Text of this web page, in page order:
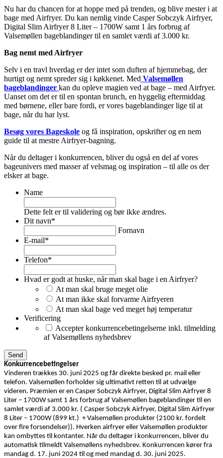
Nu har du chancen for at hoppe med på trenden, og blive mester i at
bage med Airfryer. Du kan nemlig vinde Casper Sobczyk Airfryer,
Digital Slim Airfryer 8 Liter – 1700W samt 1 års forbrug af
Valsemøllen bageblandinger til en samlet værdi af 3.000 kr.
Bag nemt med Airfryer
Selv i en travl hverdag er der intet som duften af hjemmebag, der
hurtigt og nemt spreder sig i køkkenet. Med Valsemøllen
bageblandinger kan du opleve magien ved at bage – med Airfryer.
Uanset om det er til en spontan brunch, en hyggelig eftermiddag
med børnene, eller bare fordi, er vores bageblandinger lige til at
bage, når du har lyst.
Besøg vores Bageskole og få inspiration, opskrifter og en nem
guide til at mestre Airfryer-bagning.
Når du deltager i konkurrencen, bliver du også en del af vores
bageunivers med masser af velsmag og inspiration – til alle os der
elsker at bage.
Name
Dette felt er til validering og bør ikke ændres.
Dit navn*
Fornavn
E-mail*
Telefon*
Hvad er godt at huske, når man skal bage i en Airfryer?
At man skal bruge meget olie
At man ikke skal forvarme Airfryeren
At man skal bage ved meget høj temperatur
Verificering
Accepter konkurrencebetingelserne inkl. tilmelding
af Valsemøllens nyhedsbrev
Konkurrencebetingelser
Vinderen trækkes 30. juni 2025 og får direkte besked pr. mail eller
telefon. Valsemøllen forholder sig ultimativt retten til at udvælge
videren. Præmien er en Casper Sobczyk Airfryer, Digital Slim Airfryer 8
Liter – 1700W samt 1 års forbrug af Valsemøllen bageblandinger til en
samlet værdi af 3.000 kr. ( Casper Sobczyk Airfryer, Digital Slim Airfryer
8 Liter – 1700W (899 kt.) + Valsemøllen produkter (2100 kr. fordelt
over fire forsendelser)). Hverken airfryer eller Valsemøllen produkter
kan ombyttes til kontanter. Når du deltager i konkurrencen, bliver du
automatisk tilmeldt Valsemøllens nyhedsbrev. Konkurrencen kører fra
mandag d. 17. juni 2024 til og med mandag d. 30. juni 2025.